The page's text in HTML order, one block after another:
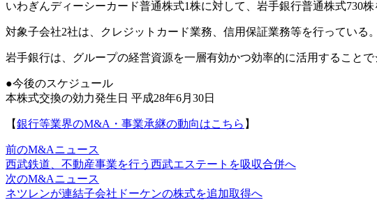
いわぎんディーシーカード普通株式1株に対して、岩手銀行普通株式730
対象子会社2社は、クレジットカード業務、信用保証業務等を行っている。
岩手銀行は、グループの経営資源を一層有効かつ効率的に活用すること
●今後のスケジュール
本株式交換の効力発生日 平成28年6月30日
【銀行等業界のM&A・事業承継の動向はこちら 】
前のM&Aニュース
西武鉄道、不動産事業を行う西武エステートを吸収合併へ
次のM&Aニュース
ネツレンが連結子会社ドーケンの株式を追加取得へ